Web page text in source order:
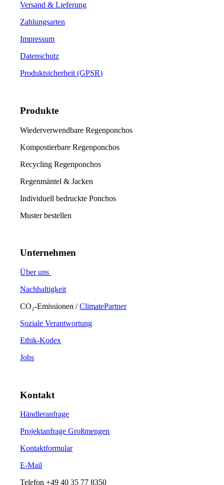
Versand & Lieferung
Zahlungsarten
Impressum
Datenschutz
Produktsicherheit (GPSR)
Produkte
Wiederverwendbare Regenponchos
Kompostierbare Regenponchos
Recycling Regenponchos
Regenmäntel & Jacken
Individuell bedruckte Ponchos
Muster bestellen
Unternehmen
Über uns
Nachhaltigkeit
CO₂-Emissionen /ClimatePartner
Soziale Verantwortung
Ethik-Kodex
Jobs
Kontakt
Händleranfrage
Projektanfrage Großmengen
Kontaktformular
E-Mail
Telefon+49 40 35 77 8350